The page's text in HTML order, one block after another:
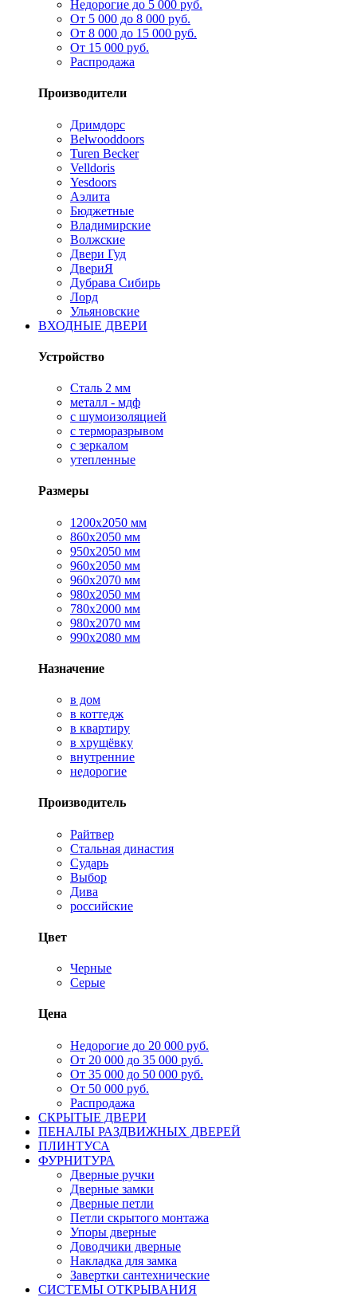
Недорогие до 5 000 руб.
От 5 000 до 8 000 руб.
От 8 000 до 15 000 руб.
От 15 000 руб.
Распродажа
Производители
Дримдорс
Belwooddoors
Turen Becker
Velldoris
Yesdoors
Аэлита
Бюджетные
Владимирские
Волжские
Двери Гуд
ДвериЯ
Дубрава Сибирь
Лорд
Ульяновские
ВХОДНЫЕ ДВЕРИ
Устройство
Сталь 2 мм
металл - мдф
с шумоизоляцией
с терморазрывом
с зеркалом
утепленные
Размеры
1200х2050 мм
860х2050 мм
950х2050 мм
960х2050 мм
960х2070 мм
980х2050 мм
780х2000 мм
980х2070 мм
990х2080 мм
Назначение
в дом
в коттедж
в квартиру
в хрущёвку
внутренние
недорогие
Производитель
Райтвер
Стальная династия
Сударь
Выбор
Дива
российские
Цвет
Черные
Серые
Цена
Недорогие до 20 000 руб.
От 20 000 до 35 000 руб.
От 35 000 до 50 000 руб.
От 50 000 руб.
Распродажа
СКРЫТЫЕ ДВЕРИ
ПЕНАЛЫ РАЗДВИЖНЫХ ДВЕРЕЙ
ПЛИНТУСА
ФУРНИТУРА
Дверные ручки
Дверные замки
Дверные петли
Петли скрытого монтажа
Упоры дверные
Доводчики дверные
Накладка для замка
Завертки сантехнические
СИСТЕМЫ ОТКРЫВАНИЯ